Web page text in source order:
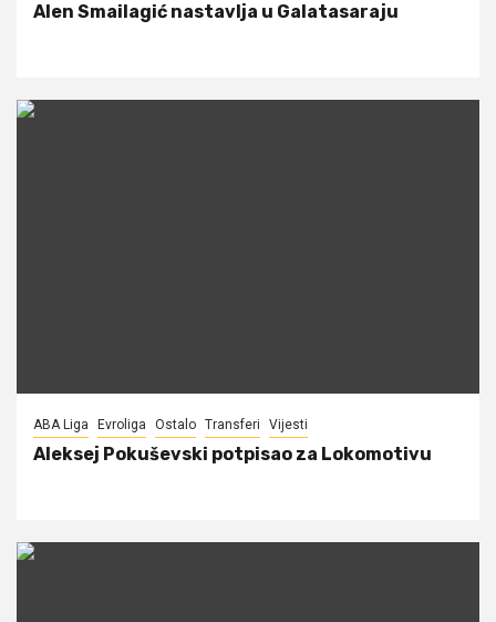
Alen Smailagić nastavlja u Galatasaraju
ABA Liga Evroliga Ostalo Transferi Vijesti
Aleksej Pokuševski potpisao za Lokomotivu